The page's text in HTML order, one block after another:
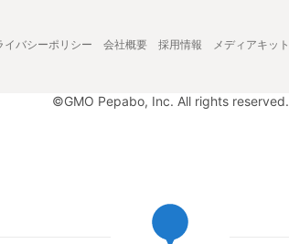
イバシーポリシー 会社概要 採用情報 メディアキット
©GMO Pepabo, Inc. All rights reserved.